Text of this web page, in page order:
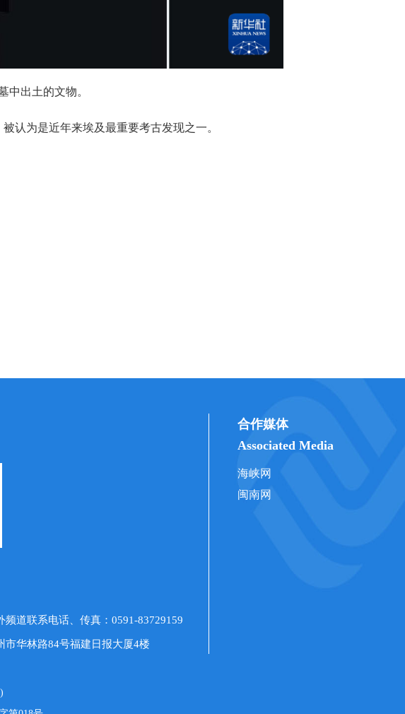
中出土的文物。
认为是近年来埃及最重要考古发现之一。
频道联系电话、传真：0591-83729159
市华林路84号福建日报大厦4楼
合作媒体
Associated Media
海峡网
闽南网